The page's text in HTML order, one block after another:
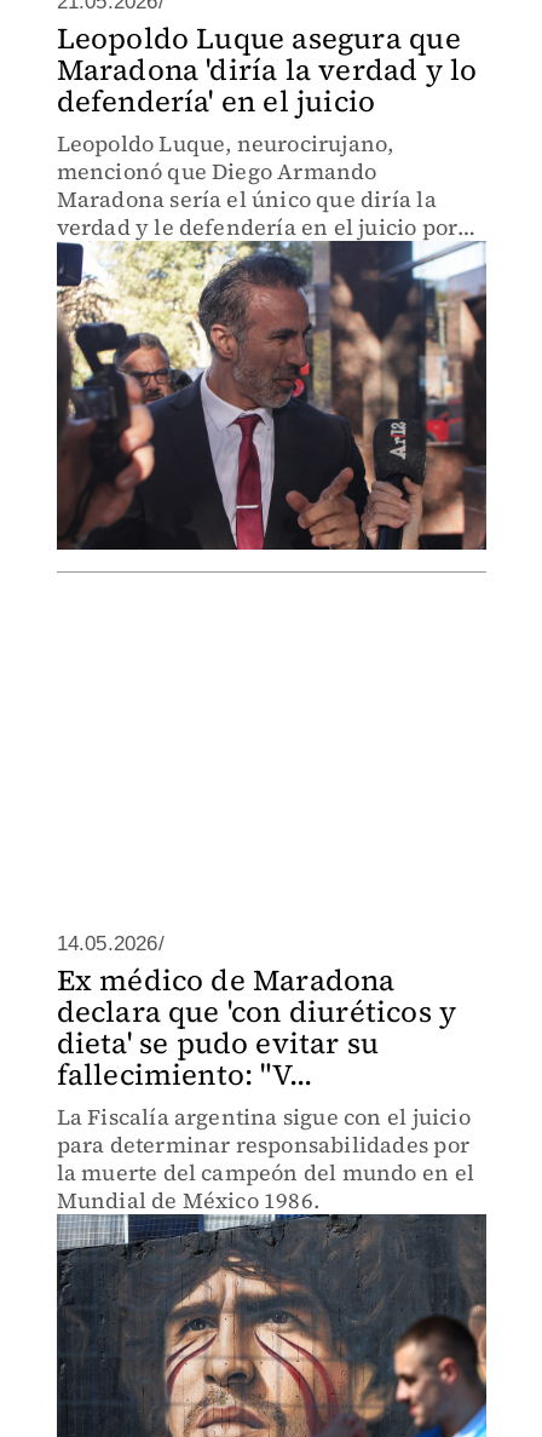
Leopoldo Luque asegura que
Maradona 'diría la verdad y lo
defendería' en el juicio
Leopoldo Luque, neurocirujano,
mencionó que Diego Armando
Maradona sería el único que diría la
verdad y le defendería en el juicio por
su muerte.
14.05.2026/
Ex médico de Maradona
declara que 'con diuréticos y
dieta' se pudo evitar su
fallecimiento: "V...
La Fiscalía argentina sigue con el juicio
para determinar responsabilidades por
la muerte del campeón del mundo en el
Mundial de México 1986.